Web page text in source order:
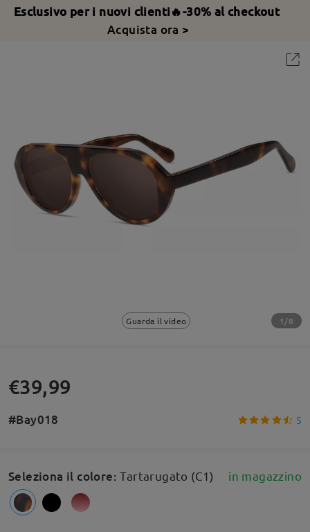
Esclusivo per i nuovi clienti🔥-30% al checkout
Acquista ora >
Guarda il video 1/8
€39,99
#Bay018 5
Seleziona il colore:Tartarugato (C1) in magazzino